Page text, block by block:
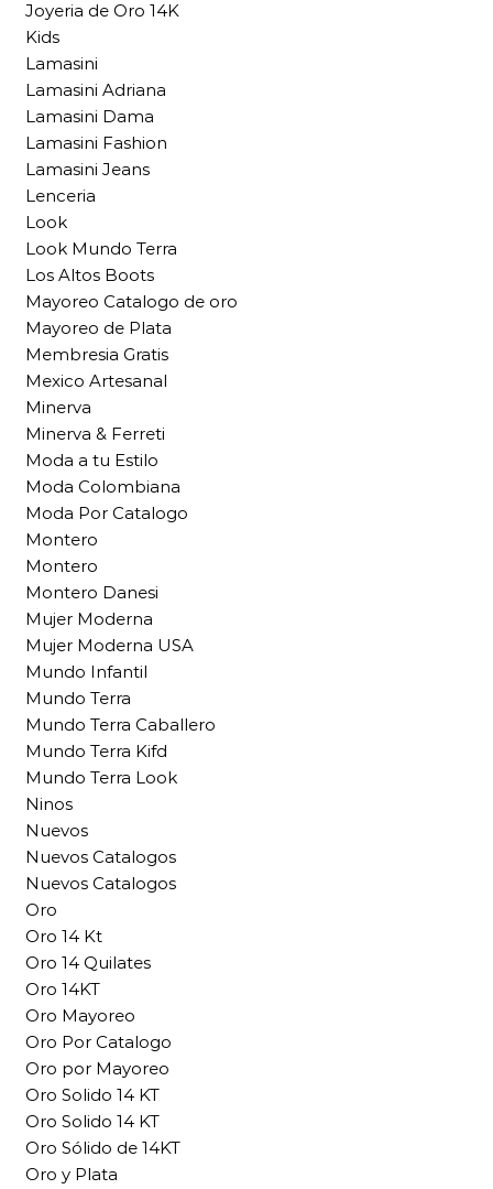
Joyeria de Oro 14K
Kids
Lamasini
Lamasini Adriana
Lamasini Dama
Lamasini Fashion
Lamasini Jeans
Lenceria
Look
Look Mundo Terra
Los Altos Boots
Mayoreo Catalogo de oro
Mayoreo de Plata
Membresia Gratis
Mexico Artesanal
Minerva
Minerva & Ferreti
Moda a tu Estilo
Moda Colombiana
Moda Por Catalogo
Montero
Montero
Montero Danesi
Mujer Moderna
Mujer Moderna USA
Mundo Infantil
Mundo Terra
Mundo Terra Caballero
Mundo Terra Kifd
Mundo Terra Look
Ninos
Nuevos
Nuevos Catalogos
Nuevos Catalogos
Oro
Oro 14 Kt
Oro 14 Quilates
Oro 14KT
Oro Mayoreo
Oro Por Catalogo
Oro por Mayoreo
Oro Solido 14 KT
Oro Solido 14 KT
Oro Sólido de 14KT
Oro y Plata